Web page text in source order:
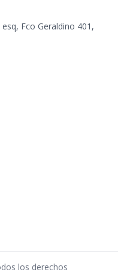
Fco Geraldino 401,
los derechos